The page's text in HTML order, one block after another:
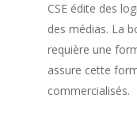
CSE édite des
des médias. La
requière une
assure cette
commercialisés.